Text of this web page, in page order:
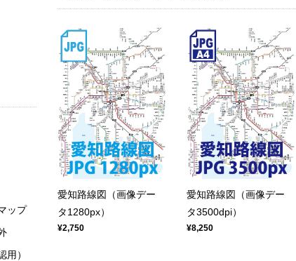
愛知路線図（画像デー
タ1280px）
¥2,750
愛知路線図（画像デー
タ3500dpi）
¥8,250
ップ
用）